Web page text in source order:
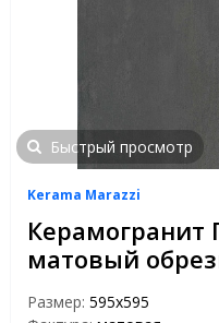
Быстрый просмотр
Kerama Marazzi
Керамогранит
матовый
Размер: 595х595